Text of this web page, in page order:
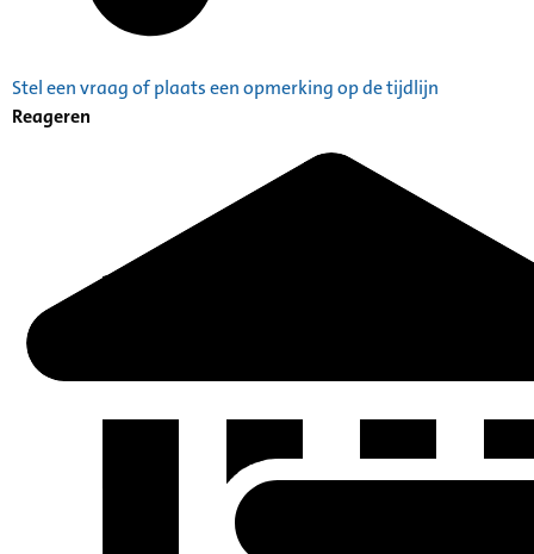
Stel een vraag of plaats een opmerking op de tijdlijn
Reageren